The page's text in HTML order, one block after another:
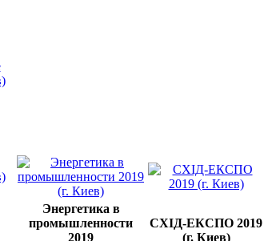
Энергетика в
промышленности
2019
СХІД-ЕКСПО 2019
(г. Киев)